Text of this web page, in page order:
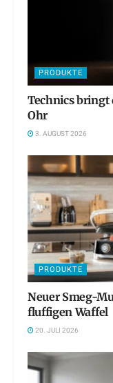
PRODUKTE
Technics bringt
Ohr
3. AUGUST 2026
PRODUKTE
Neuer Smeg-
fluffigen Waffel
20. JULI 2026